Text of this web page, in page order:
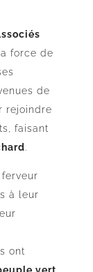
force de
de
rejoindre
faisant
à leur
ont